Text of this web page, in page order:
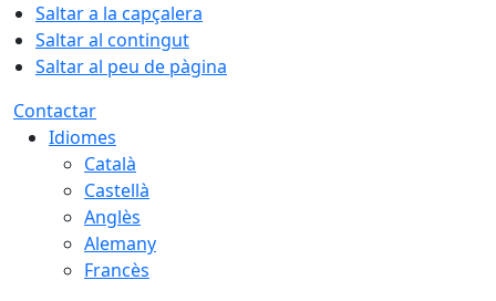
Saltar a la capçalera
Saltar al contingut
Saltar al peu de pàgina
Contactar
Idiomes
Català
Castellà
Anglès
Alemany
Francès